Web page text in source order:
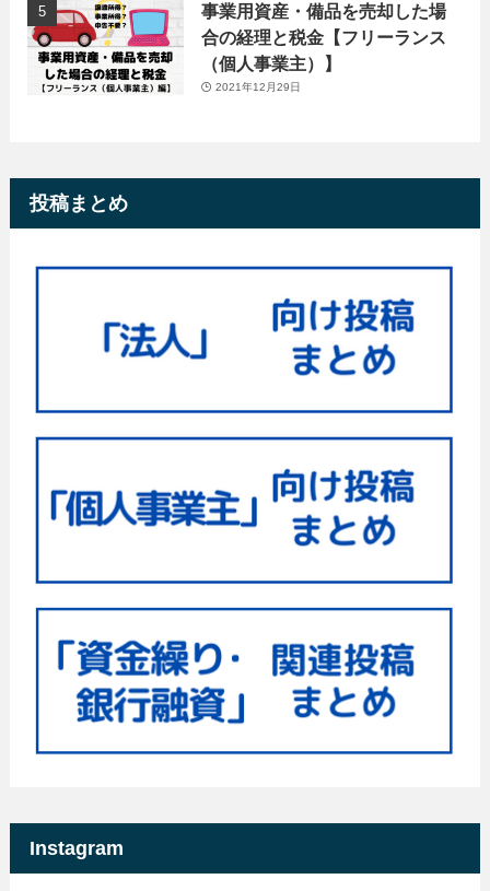
事業用資産・備品を売却した場
合の経理と税金【フリーランス
（個人事業主）】
2021年12月29日
投稿まとめ
Instagram